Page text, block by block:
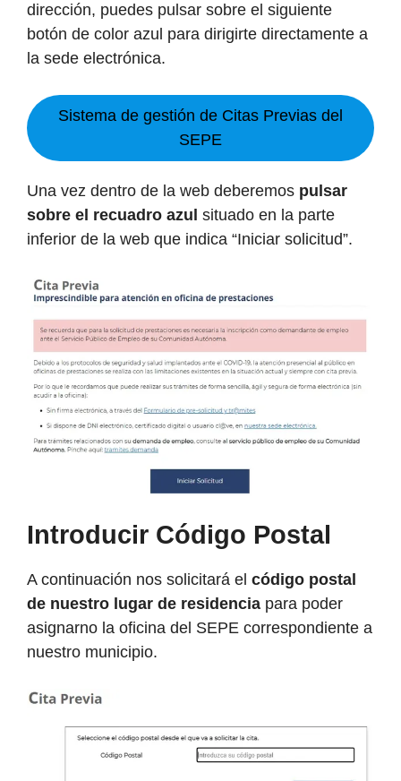
dirección, puedes pulsar sobre el siguiente
botón de color azul para dirigirte directamente a
la sede electrónica.
Sistema de gestión de Citas Previas del
SEPE
Una vez dentro de la web deberemos pulsar
sobre el recuadro azul situado en la parte
inferior de la web que indica “Iniciar solicitud”.
Introducir Código Postal
A continuación nos solicitará el código postal
de nuestro lugar de residencia para poder
asignarno la oficina del SEPE correspondiente a
nuestro municipio.